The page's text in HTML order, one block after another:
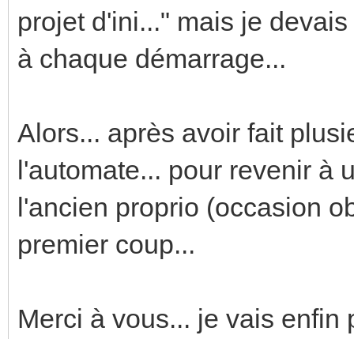
projet d'ini..." mais je
à chaque démarrage...
Alors... après avoir fait
l'automate... pour revenir à
l'ancien proprio (occasion
premier coup...
Merci à vous... je vais enfin